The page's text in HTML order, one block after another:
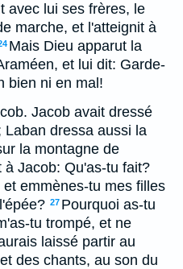
avec lui ses frères, le
marche, et l'atteignit à
Mais Dieu apparut la
et lui dit: Garde-
bien ni en mal!
Jacob avait dressé
dressa aussi la
la montagne de
à Jacob: Qu'as-tu fait?
emmènes-tu mes filles
27 Pourquoi as-tu
tu trompé, et ne
laissé partir au
des chants, au son du